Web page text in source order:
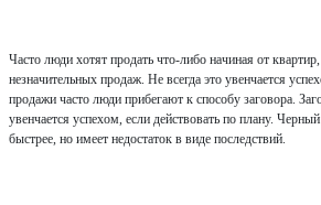
Часто люди хотят продать что-либо начиная от
незначительных продаж. Не всегда это увенчается
продажи часто люди прибегают к способу заговора.
увенчается успехом, если действовать по плану.
быстрее, но имеет недостаток в виде последствий.